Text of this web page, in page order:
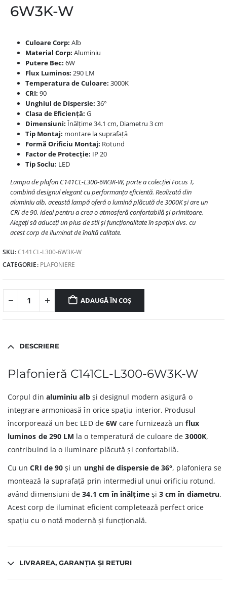
6W3K-W
Culoare Corp: Alb
Material Corp: Aluminiu
Putere Bec: 6W
Flux Luminos: 290 LM
Temperatura de Culoare: 3000K
CRI: 90
Unghiul de Dispersie: 36°
Clasa de Eficiență: G
Dimensiuni: Înălțime 34.1 cm, Diametru 3 cm
Tip Montaj: montare la suprafață
Formă Orificiu Montaj: Rotund
Factor de Protecție: IP 20
Tip Soclu: LED
Lampa de plafon C141CL-L300-6W3K-W, parte a colecției Focus T,
combină designul elegant cu performanța eficientă. Realizată din
aluminiu alb, această lampă oferă o lumină plăcută de 3000K și are un
CRI de 90, ideal pentru a crea o atmosferă confortabilă și primitoare.
Alegeți să aduceți un plus de stil și funcționalitate în spațiul dvs. cu
acest corp de iluminat de înaltă calitate.
SKU:C141CL-L300-6W3K-W
CATEGORIE: PLAFONIERE
ADAUGĂ ÎN COȘ
DESCRIERE
Plafonieră C141CL-L300-6W3K-W
Corpul din aluminiu albși designul modern asigură o
integrare armonioasă în orice spațiu interior. Produsul
încorporează un bec LED de 6W care furnizează unflux
luminos de 290 LM la o temperatură de culoare de3000K,
contribuind la o iluminare plăcută și confortabilă.
Cu unCRI de 90 și un unghi de dispersie de 36°, plafoniera se
montează la suprafață prin intermediul unui orificiu rotund,
având dimensiuni de34.1 cm în înălțimeși3 cm în diametru.
Acest corp de iluminat eficient completează perfect orice
spațiu cu o notă modernă și funcțională.
LIVRAREA, GARANȚIA ȘI RETURI